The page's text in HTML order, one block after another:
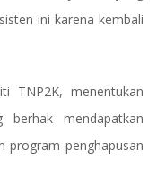
ini karena kembali
TNP2K, menentukan
mendapatkan
program penghapusan